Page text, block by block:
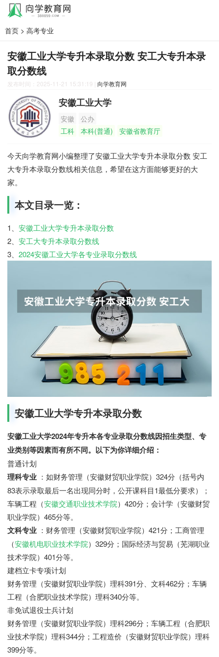
首页 > 高考专业
安徽工业大学专升本录取分数 安工大专升本录
取分数线
发布时间：2025-11-21 15:31:19 | 向学教育网
安徽工业大学
安徽
公办
工科
本科(普通) 安徽省教育厅
今天向学教育网小编整理了安徽工业大学专升本录取分数 安工
大专升本录取分数线相关信息，希望在这方面能够更好的大
家。
本文目录一览：
1、 安徽工业大学专升本录取分数
2、 安工大专升本录取分数线
3、 2024安徽工业大学各专业录取分数线
安徽工业大学专升本录取分数
安徽工业大学2024年专升本各专业录取分数线因招生类型、专
业类别等因素而有所不同。以下为你详细介绍：
普通计划
理科专业 ：如财务管理（安徽财贸职业学院）324分（括号内
83表示录取最后一名出现同分时，公开课科目1最低分要求）；
车辆工程（安徽交通职业技术学院）420分；会计学（安徽财贸
职业学院）465分等。
文科专业 ：财务管理（安徽财贸职业学院）421分；工商管理
（安徽机电职业技术学院）329分；国际经济与贸易（芜湖职业
技术学院）401分等。
建档立卡专项计划
财务管理（安徽财贸职业学院）理科391分、文科462分；车辆
工程（合肥职业技术学院）理科340分等。
非免试退役士兵计划
财务管理（安徽财贸职业学院）理科296分；车辆工程（合肥职
业技术学院）理科344分；工程造价（安徽财贸职业学院）理科
399分等。